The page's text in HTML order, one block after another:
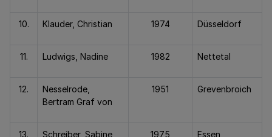
10. Klauder, Christian 1974 Düsseldorf
11. Ludwigs, Nadine 1982 Nettetal
12.
Nesselrode,
Bertram Graf von
1951 Grevenbroich
13. Schreiber, Sabine 1975 Essen